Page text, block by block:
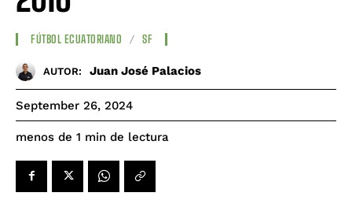
FÚTBOL ECUATORIANO SF
AUTOR: Juan José Palacios
September 26, 2024
menos de 1 min de lectura